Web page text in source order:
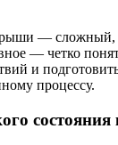
— сложный,
— четко
и
процессу.